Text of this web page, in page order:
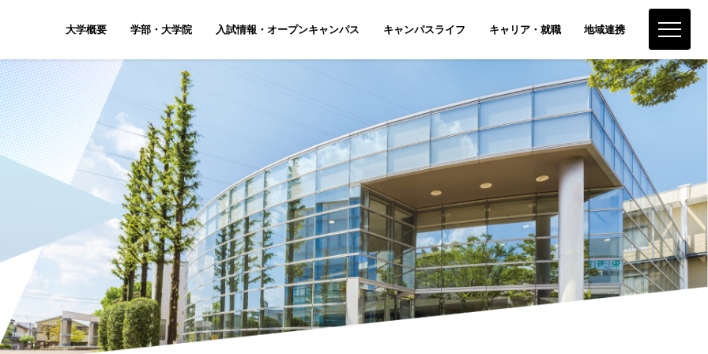
大学概要 学部・大学院 入試情報・オープンキャンパス キャンパスライフ キャリア・就職 地域連携